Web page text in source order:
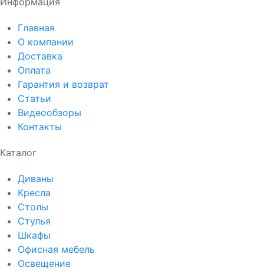
Главная
О компании
Доставка
Оплата
Гарантия и возврат
Статьи
Видеообзоры
Контакты
Каталог
Диваны
Кресла
Столы
Стулья
Шкафы
Офисная мебель
Освещение